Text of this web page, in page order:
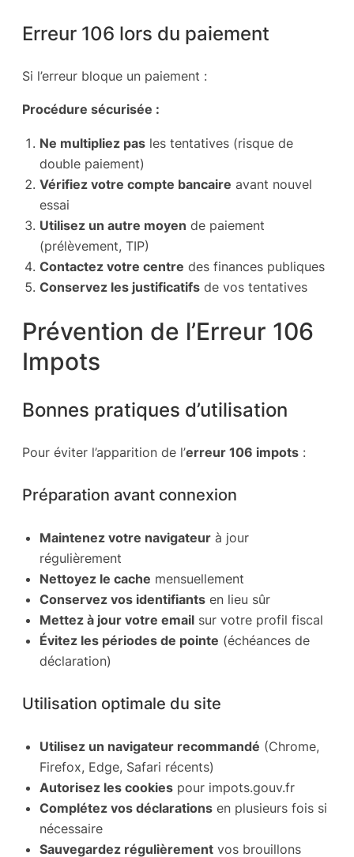
Erreur 106 lors du paiement
Si l’erreur bloque un paiement :
Procédure sécurisée :
Ne multipliez pas les tentatives (risque de
double paiement)
Vérifiez votre compte bancaire avant nouvel
essai
Utilisez un autre moyen de paiement
(prélèvement, TIP)
Contactez votre centre des finances publiques
Conservez les justificatifs de vos tentatives
Prévention de l’Erreur 106
Impots
Bonnes pratiques d’utilisation
Pour éviter l’apparition de l’erreur 106 impots :
Préparation avant connexion
Maintenez votre navigateur à jour
régulièrement
Nettoyez le cache mensuellement
Conservez vos identifiants en lieu sûr
Mettez à jour votre email sur votre profil fiscal
Évitez les périodes de pointe (échéances de
déclaration)
Utilisation optimale du site
Utilisez un navigateur recommandé (Chrome,
Firefox, Edge, Safari récents)
Autorisez les cookies pour impots.gouv.fr
Complétez vos déclarations en plusieurs fois si
nécessaire
Sauvegardez régulièrement vos brouillons